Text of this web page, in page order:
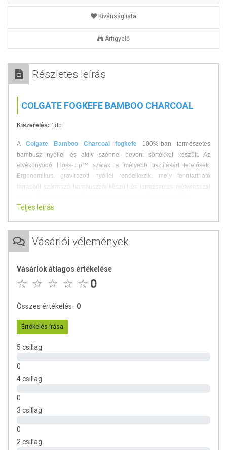
Kívánságlista
Árfigyelő
Részletes leírás
COLGATE FOGKEFE BAMBOO CHARCOAL
Kiszerelés: 1db
A Colgate Bamboo Charcoal fogkefe 100%-ban természetes
bambusz nyéllel és aktív szénnel bevont sörtékkel készült. Az
elvékonyodó Floss-Tip™ szálak a mélyebb tisztításért felelősek.
Ergonomikus, gravírozott nyéllel rendelkezik, mely fenntartható
forrásból származó bambuszból készült és természetes méhviasszal
Teljes leírás
Vásárlói vélemények
Vásárlók átlagos értékelése
0
Összes értékelés : 0
Értékelés írása
5 csillag
0
4 csillag
0
3 csillag
0
2 csillag